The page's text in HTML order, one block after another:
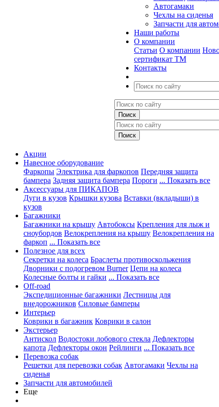
Автогамаки
Чехлы на сиденья
Запчасти для
Наши работы
О компании
Статьи О компании
сертификат ТМ
Контакты
Акции
Навесное оборудование
Фаркопы Электрика для фаркопов Передняя защита
бампера Задняя защита бампера Пороги ... Показать все
Аксессуары для ПИКАПОВ
Дуги в кузов Крышки кузова Вставки (вкладыши) в
кузов
Багажники
Багажники на крышу Автобоксы Крепления для лыж и
сноубордов Велокрепления на крышу Велокрепления на
фаркоп ... Показать все
Полезное для всех
Секретки на колеса Браслеты противоскольжения
Дворники с подогревом Burner Цепи на колеса
Колесные болты и гайки ... Показать все
Off-road
Экспедиционные багажники Лестницы для
внедорожников Силовые бамперы
Интерьер
Коврики в багажник Коврики в салон
Экстерьер
Антискол Водостоки лобового стекла Дефлекторы
капота Дефлекторы окон Рейлинги ... Показать все
Перевозка собак
Решетки для перевозки собак Автогамаки Чехлы на
сиденья
Запчасти для автомобилей
Еще